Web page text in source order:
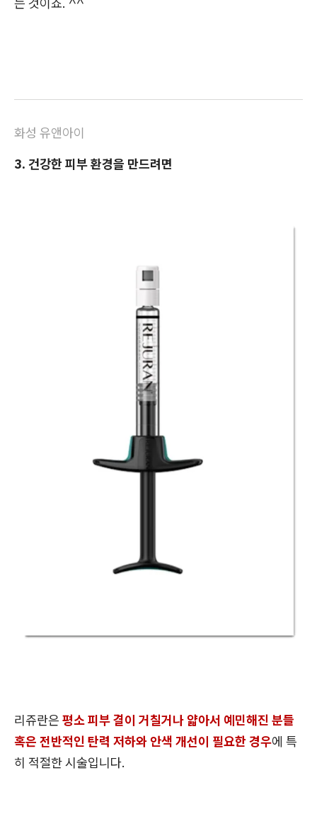
화성 유앤아이
3. 건강한 피부 환경을 만드려면
리쥬란은 평소 피부 결이 거칠거나 얇아서 예민해진 분들
혹은 전반적인 탄력 저하와 안색 개선이 필요한 경우에 특
히 적절한 시술입니다.